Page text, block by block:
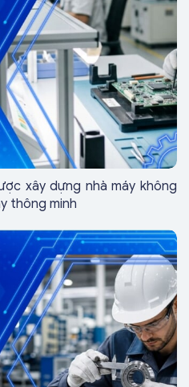
xây dựng nhà máy không
thông minh